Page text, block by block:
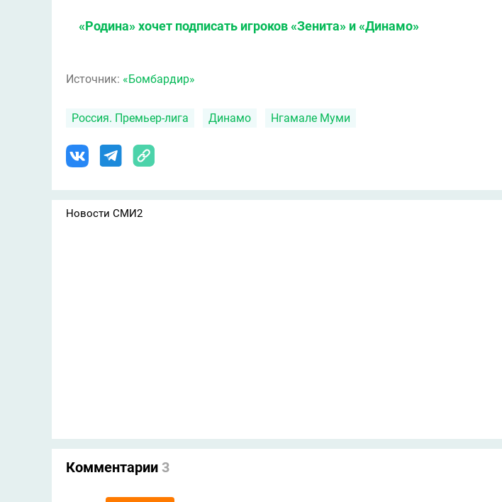
«Родина» хочет подписать игроков «Зенита» и «Динамо»
Источник: «Бомбардир»
Россия. Премьер-лига Динамо Нгамале Муми
Новости СМИ2
Комментарии 3